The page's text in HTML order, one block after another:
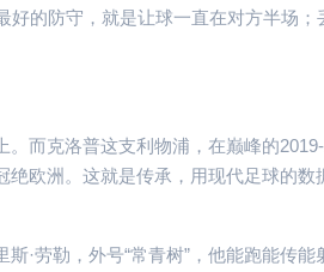
好的防守，就是让球一直在对方半场；
而克洛普这支利物浦，在巅峰的
欧洲。这就是传承，用现代足球的数
·劳勒，外号“常青树”，他能跑能传能